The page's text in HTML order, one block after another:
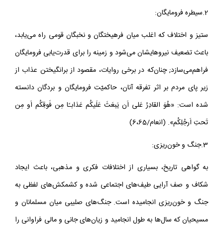
2.سيطره فرومايگان:
ستيز و اختلاف كه اغلب ميان فرهيختگان و نخبگان قومى راه مى‌يابد،
باعث تضعيف نيروهايشان مى‌شود و زمينه را براى قدرت‌يابى فرومايگان
فراهم‌مى‌سازد; چنان‌كه در برخى روايات، مقصود از برانگيختن عذاب از
زير پاى مردم بر اثر تفرقه آنان، حاكميّت فرومايگان و بردگان دانسته
شده است: «هُوَ القادِرُ عَلى اَن يَبعَثَ عَلَيكُم عَذابـًا مِن فَوقِكُم اَو مِن
تَحتِ اَرجُلِكُم». (انعام/6،65)
3.جنگ و خون‌ريزى:
به گواهى تاريخ، بسيارى از اختلافات فكرى و مذهبى، باعث ايجاد
شكاف و صف آرايى طيف‌هاى اجتماعى شده و كشمكش‌هاى لفظى به
جنگ و خون‌ريزى انجاميده است. جنگ‌هاى صليبى ميان مسلمانان و
مسيحيان كه سال‌ها به طول انجاميد و زيان‌هاى جانى و مالى فراوانى را